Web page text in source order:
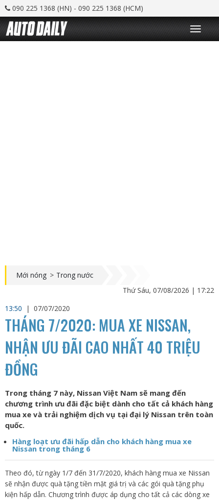
090 225 1368 (HN) - 090 225 1368 (HCM)
T
o
g
Mới nóng > Trong nước
Thứ Sáu, 07/08/2026 | 17:22
13:50
| 07/07/2020
THÁNG 7/2020: MUA XE NISSAN,
NHẬN ƯU ĐÃI CAO NHẤT 40 TRIỆU
ĐỒNG
Trong tháng 7 này, Nissan Việt Nam sẽ mang đến
chương trình ưu đãi đặc biệt dành cho tất cả khách hàng
mua xe và trải nghiệm dịch vụ tại đại lý Nissan trên toàn
quốc.
Hàng loạt ưu đãi hấp dẫn cho khách hàng mua xe
Nissan trong tháng 6
Theo đó, từ ngày 1/7 đến 31/7/2020, khách hàng mua xe Nissan
sẽ nhận được quà tặng tiền mặt giá trị và các gói quà tặng phụ
kiện hấp dẫn. Chương trình được áp dụng cho tất cả các dòng xe